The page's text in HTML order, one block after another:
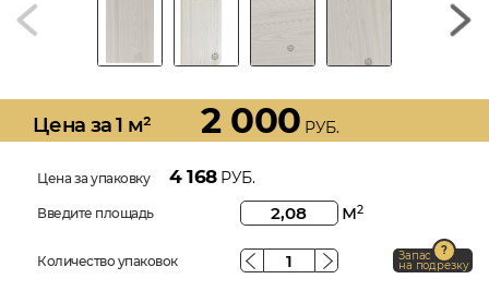
Цена за 1 м² 2 000 РУБ.
Цена за упаковку 4 168РУБ.
Введите площадь м2
Количество упаковок Запас
на подрезку